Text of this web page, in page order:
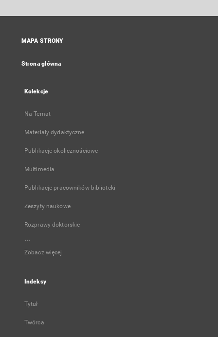
się
karcie
MAPA STRONY
Strona główna
Kolekcje
Na Temat
Materiały dydaktyczne
Publikacje okolicznościowe
Multimedia
Publikacje pracowników biblioteki
Zeszyty naukowe
Rozprawy doktorskie
...
Zobacz więcej
Indeksy
Tytuł
Twórca